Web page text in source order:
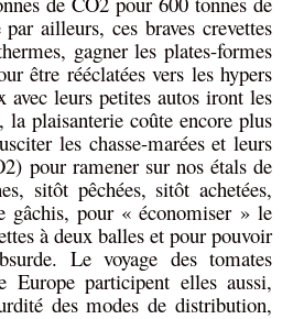
ailleurs, ces braves crevettes
gagner les plates-formes
être rééclatées vers les hypers
leurs petites autos iront les
la plaisanterie coûte encore plus
les chasse-marées et leurs
pour ramener sur nos étals de
sitôt pêchées, sitôt achetées,
gâchis, pour « économiser » le
à deux balles et pour pouvoir
Le voyage des tomates
participent elles aussi,
des modes de distribution,